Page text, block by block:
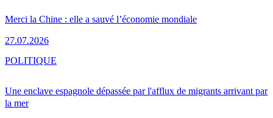
Merci la Chine : elle a sauvé l’économie mondiale
27.07.2026
Une enclave espagnole dépassée par l'afflux de migrants arrivant par
la mer
POLITIQUE